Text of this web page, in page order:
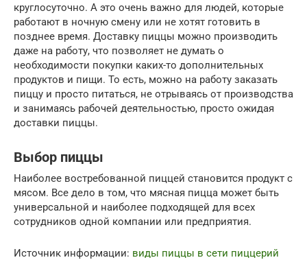
круглосуточно. А это очень важно для людей, которые
работают в ночную смену или не хотят готовить в
позднее время. Доставку пиццы можно производить
даже на работу, что позволяет не думать о
необходимости покупки каких-то дополнительных
продуктов и пищи. То есть, можно на работу заказать
пиццу и просто питаться, не отрываясь от производства
и занимаясь рабочей деятельностью, просто ожидая
доставки пиццы.
Выбор пиццы
Наиболее востребованной пиццей становится продукт с
мясом. Все дело в том, что мясная пицца может быть
универсальной и наиболее подходящей для всех
сотрудников одной компании или предприятия.
Источник информации: виды пиццы в сети пиццерий